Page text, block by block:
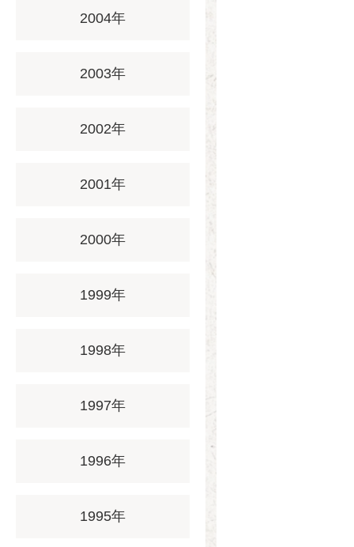
2004年
2003年
2002年
2001年
2000年
1999年
1998年
1997年
1996年
1995年